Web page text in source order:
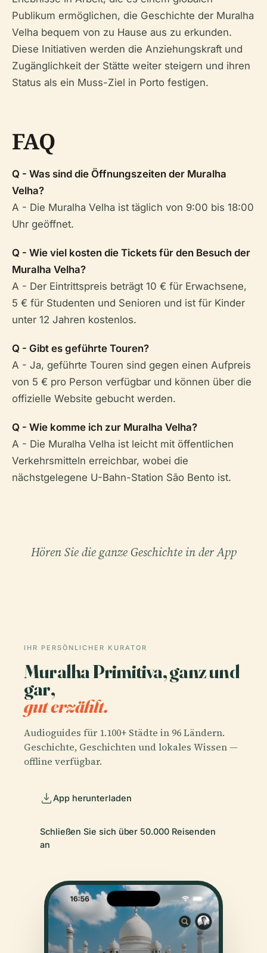
Publikum ermöglichen, die Geschichte der Muralha
Velha bequem von zu Hause aus zu erkunden.
Diese Initiativen werden die Anziehungskraft und
Zugänglichkeit der Stätte weiter steigern und ihren
Status als ein Muss-Ziel in Porto festigen.
FAQ
Q - Was sind die Öffnungszeiten der Muralha
Velha?
A - Die Muralha Velha ist täglich von 9:00 bis 18:00
Uhr geöffnet.
Q - Wie viel kosten die Tickets für den Besuch der
Muralha Velha?
A - Der Eintrittspreis beträgt 10 € für Erwachsene,
5 € für Studenten und Senioren und ist für Kinder
unter 12 Jahren kostenlos.
Q - Gibt es geführte Touren?
A - Ja, geführte Touren sind gegen einen Aufpreis
von 5 € pro Person verfügbar und können über die
offizielle Website gebucht werden.
Q - Wie komme ich zur Muralha Velha?
A - Die Muralha Velha ist leicht mit öffentlichen
Verkehrsmitteln erreichbar, wobei die
nächstgelegene U-Bahn-Station São Bento ist.
Hören Sie die ganze Geschichte in der App
IHR PERSÖNLICHER KURATOR
Muralha Primitiva, ganz und
gar,
gut erzählt.
Audioguides für 1.100+ Städte in 96 Ländern.
Geschichte, Geschichten und lokales Wissen —
offline verfügbar.
App herunterladen
Schließen Sie sich über 50.000 Reisenden
an